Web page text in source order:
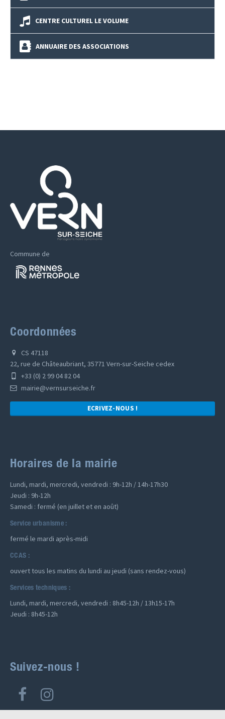
CENTRE CULTUREL LE VOLUME
ANNUAIRE DES ASSOCIATIONS
Commune de
Coordonnées
CS 47118
22, rue de Châteaubriant, 35771 Vern-sur-Seiche cedex
+33 (0) 2 99 04 82 04
mairie@vernsurseiche.fr
ECRIVEZ-NOUS !
Horaires de la mairie
Lundi, mardi, mercredi, vendredi : 9h-12h / 14h-17h30
Jeudi : 9h-12h
Samedi : fermé (en juillet et en août)
Service urbanisme :
fermé le mardi après-midi
CCAS :
ouvert tous les matins du lundi au jeudi (sans rendez-vous)
Services techniques :
Lundi, mardi, mercredi, vendredi : 8h45-12h / 13h15-17h
Jeudi : 8h45-12h
Suivez-nous !